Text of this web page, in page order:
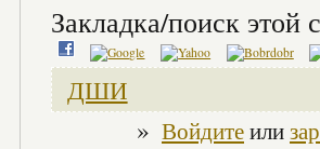
Закладка/поиск этой
ДШИ
» Войдитеили